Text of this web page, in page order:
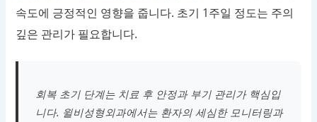
속도에 긍정적인 영향을 줍니다. 초기 1주일 정도는 주의
깊은 관리가 필요합니다.
회복 초기 단계는 치료 후 안정과 부기 관리가 핵심입
니다. 윌비성형외과에서는 환자의 세심한 모니터링과